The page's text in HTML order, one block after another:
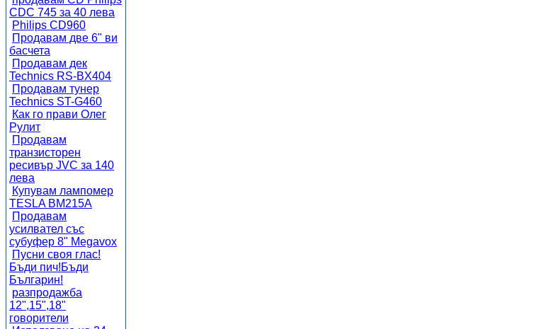
CDC 745 за 40 лева
Philips CD960
Продавам две 6" ви
басчета
Продавам дек
Technics RS-BX404
Продавам тунер
Technics ST-G460
Как го прави Олег
Рулит
Продавам
транзисторен
ресивър JVC за 140
лева
Купувам лампомер
TESLA BM215A
Продавам
усилвател със
субуфер 8" Megavox
Пусни своя глас!
Бъди пич!Бъди
Българин!
разпродажба
12",15",18"
говорители